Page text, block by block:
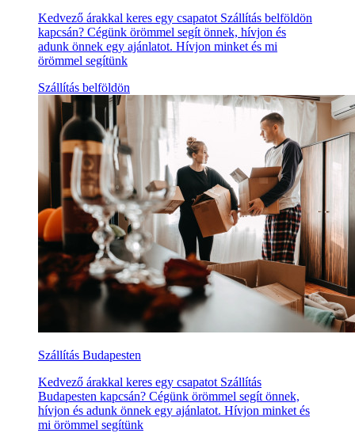
Kedvező árakkal keres egy csapatot Szállítás belföldön
kapcsán? Cégünk örömmel segít önnek, hívjon és
adunk önnek egy ajánlatot. Hívjon minket és mi
örömmel segítünk
Szállítás belföldön
Szállítás Budapesten
Kedvező árakkal keres egy csapatot Szállítás
Budapesten kapcsán? Cégünk örömmel segít önnek,
hívjon és adunk önnek egy ajánlatot. Hívjon minket és
mi örömmel segítünk